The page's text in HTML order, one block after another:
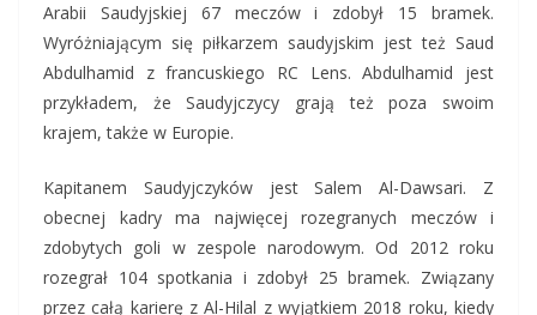
Arabii Saudyjskiej 67 meczów i zdobył 15 bramek.
Wyróżniającym się piłkarzem saudyjskim jest też Saud
Abdulhamid z francuskiego RC Lens. Abdulhamid jest
przykładem, że Saudyjczycy grają też poza swoim
krajem, także w Europie.
Kapitanem Saudyjczyków jest Salem Al-Dawsari. Z
obecnej kadry ma najwięcej rozegranych meczów i
zdobytych goli w zespole narodowym. Od 2012 roku
rozegrał 104 spotkania i zdobył 25 bramek. Związany
przez całą karierę z Al-Hilal z wyjątkiem 2018 roku, kiedy